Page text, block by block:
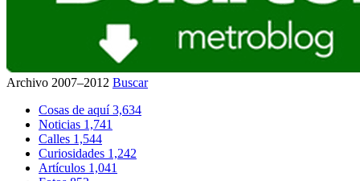
Archivo 2007–2012 Buscar
Cosas de aquí3,634
Noticias 1,741
Calles 1,544
Curiosidades 1,242
Artículos 1,041